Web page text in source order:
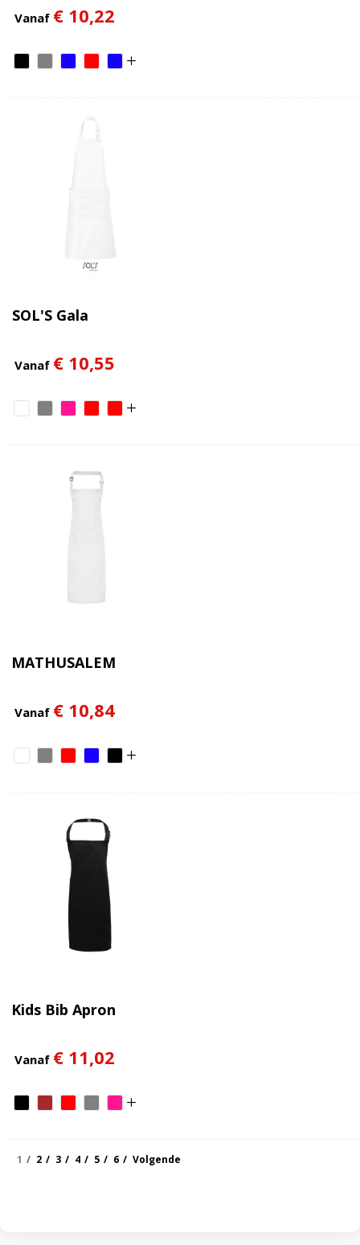
Vanaf € 10,22
SOL'S Gala
Vanaf € 10,55
MATHUSALEM
Vanaf € 10,84
Kids Bib Apron
Vanaf € 11,02
1 2 3 4 5 6 Volgende